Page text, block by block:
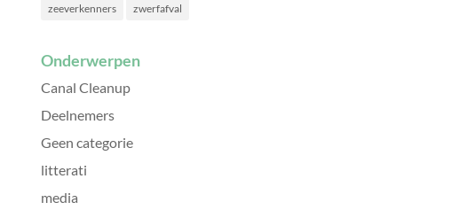
zeeverkenners zwerfafval
Onderwerpen
Canal Cleanup
Deelnemers
Geen categorie
litterati
media